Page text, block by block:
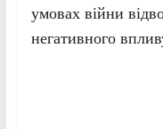
умовах війни
негативного